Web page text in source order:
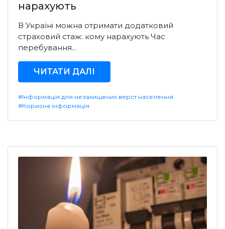
нарахують
В Україні можна отримати додатковий
страховий стаж: кому нарахують Час
перебування...
ЧИТАТИ ДАЛІ
#Інформація для незахищених верст населення
#Корисна інформація